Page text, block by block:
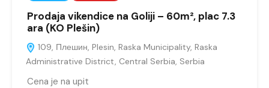
Prodaja vikendice na Goliji – 60m², plac 7.3
ara (KO Plešin)
109, Плешин, Plesin, Raska Municipality, Raska
Administrative District, Central Serbia, Serbia
Cena je na upit